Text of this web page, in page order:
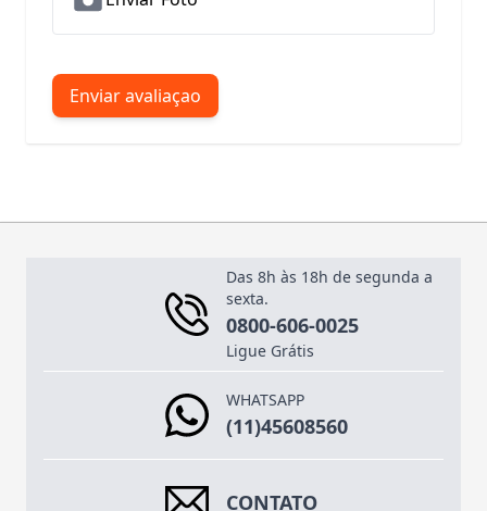
Enviar avaliaçao
Das 8h às 18h de segunda a
sexta.
0800-606-0025
Ligue Grátis
WHATSAPP
(11)45608560
CONTATO